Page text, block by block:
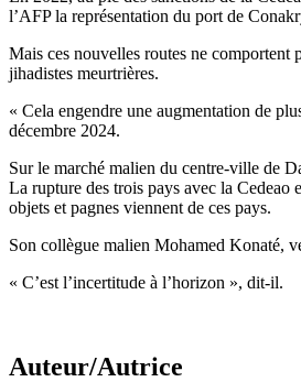
l’AFP la représentation du port de
Mais ces nouvelles routes ne comportent
jihadistes meurtrières.
« Cela engendre une augmentation de
décembre 2024.
Sur le marché malien du centre-ville de
La rupture des trois pays avec la Cedeao
objets et pagnes viennent de ces pays.
Son collègue malien Mohamed Konaté,
« C’est l’incertitude à l’horizon », dit-il.
Auteur/Autrice